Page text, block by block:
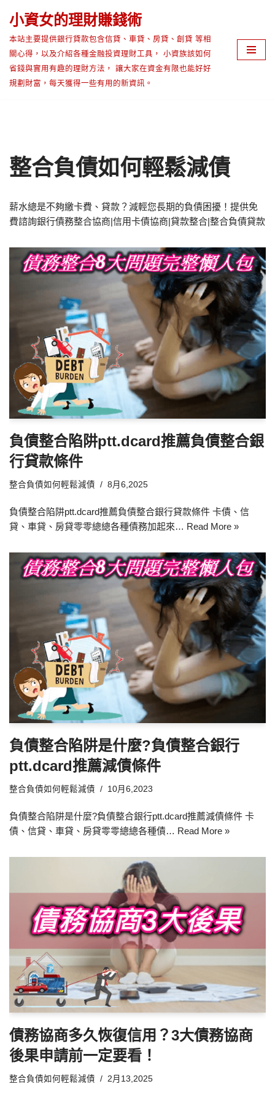
Skip
to
content
小資女的理財賺錢術
本站主要提供銀行貸款包含信貸、車貸、房貸、創貸 等相
關心得，以及介紹各種金融投資理財工具， 小資族該如何
省錢與實用有趣的理財方法， 讓大家在資金有限也能好好
規劃財富，每天獲得一些有用的新資訊。
整合負債如何輕鬆減債
薪水總是不夠繳卡費、貸款？減輕您長期的負債困擾！提供免
費諮詢銀行債務整合協商|信用卡債協商|貸款整合|整合負債貸款
負債整合陷阱ptt.dcard推薦負債整合銀
行貸款條件
整合負債如何輕鬆減債 8月6,2025
負債整合陷阱ptt.dcard推薦負債整合銀行貸款條件 卡債、信
貸、車貸、房貸零零總總各種債務加起來… Read More »
負債整合陷阱是什麼?負債整合銀行
ptt.dcard推薦減債條件
整合負債如何輕鬆減債 10月6,2023
負債整合陷阱是什麼?負債整合銀行ptt.dcard推薦減債條件 卡
債、信貸、車貸、房貸零零總總各種債… Read More »
債務協商多久恢復信用？3大債務協商
後果申請前一定要看！
整合負債如何輕鬆減債 2月13,2025